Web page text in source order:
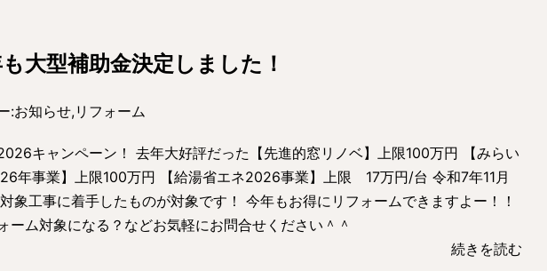
大型補助金決定しました！
:お知らせ,リフォーム
キャンペーン！ 去年大好評だった【先進的窓リノベ】上限100万円 【みらい
年事業】上限100万円 【給湯省エネ2026事業】上限 17万円/台 令和7年11月
象工事に着手したものが対象です！ 今年もお得にリフォームできますよー！！
ーム対象になる？などお気軽にお問合せください＾＾
続きを読む